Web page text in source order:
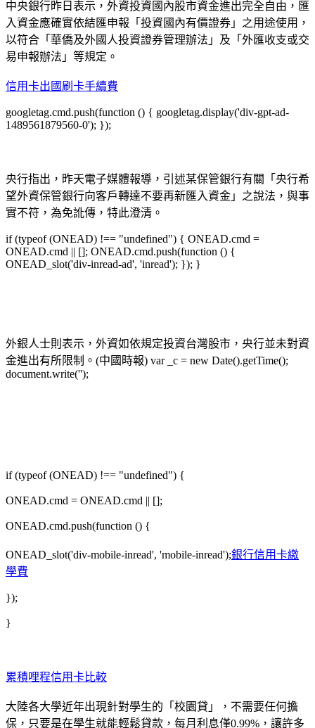
中央銀行昨日表示，外資投資國內股市資金進出完全自由，匯
入資金應確實依結匯申報「投資國內有價證券」之用途使用，
以符合「華僑及外國人投資證券管理辦法」及「外匯收支或交
易申報辦法」等規定。
信用卡出國刷卡手續費
googletag.cmd.push(function () { googletag.display('div-gpt-ad-
1489561879560-0'); });
央行指出，昨天電子媒體報導，引述某保管銀行有關「央行希
望外資保管銀行向客戶轉達不要再新匯入資金」之說法，與事
實不符，為免訛傳，特此澄清。
if (typeof (ONEAD) !== "undefined") { ONEAD.cmd =
ONEAD.cmd || []; ONEAD.cmd.push(function () {
ONEAD_slot('div-inread-ad', 'inread'); }); }
外銀人士則表示，外資如依規定投資台灣股市，央行並未對資
金進出有所限制。(中國時報) var _c = new Date().getTime();
document.write('');
if (typeof (ONEAD) !== "undefined") {
ONEAD.cmd = ONEAD.cmd || [];
ONEAD.cmd.push(function () {
ONEAD_slot('div-mobile-inread', 'mobile-inread');銀行信用卡繳
學費
});
}
累積哩程信用卡比較
大陸各大學近年出現針對學生的「校園貸」，不需要任何擔
保，只要是在學生就能輕鬆貸款，每月利息僅0.99%，讓許多